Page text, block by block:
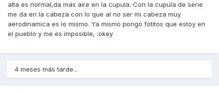
alta es normal,da mas aire en la cupula. Con la cupula de serie
me da en la cabeza con lo que al no ser mi cabeza muy
aerodinamica es lo mismo. Ya mismo pongo fotitos que estoy en
el pueblo y me es imposible, :okey
4 meses más tarde...